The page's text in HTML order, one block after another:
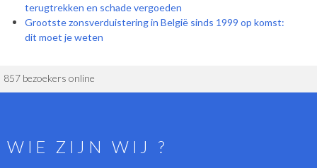
terugtrekken en schade vergoeden
Grootste zonsverduistering in België sinds 1999 op komst:
dit moet je weten
857 bezoekers online
WIE ZIJN WIJ ?